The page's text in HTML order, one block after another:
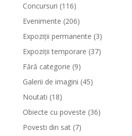
Concursuri (116)
Evenimente (206)
Expoziții permanente (3)
Expoziții temporare (37)
Fără categorie (9)
Galerii de imagini (45)
Noutati (18)
Obiecte cu poveste (36)
Povesti din sat(7)